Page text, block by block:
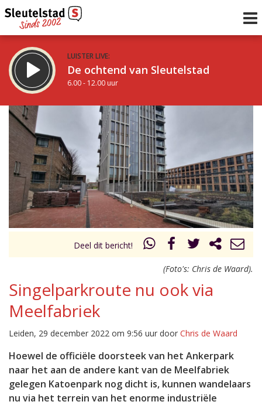
LUISTER LIVE:
De ochtend van Sleutelstad
6.00 - 12.00 uur
STRAKS:
De middag van Sleutelstad
12.00 - 18.00 uur
Vorig uur
uur 1 van 0
Inklappen
Deel dit bericht!
(Foto's: Chris de Waard).
Singelparkroute nu ook via
Meelfabriek
Leiden, 29 december 2022 om 9:56 uur door Chris de Waard
Hoewel de officiële doorsteek van het Ankerpark
naar het aan de andere kant van de Meelfabriek
gelegen Katoenpark nog dicht is, kunnen wandelaars
nu via het terrein van het enorme industriële